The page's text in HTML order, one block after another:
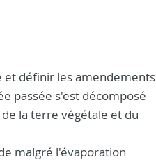
et définir les amendements
passée s'est décomposé
la terre végétale et du
malgré l'évaporation